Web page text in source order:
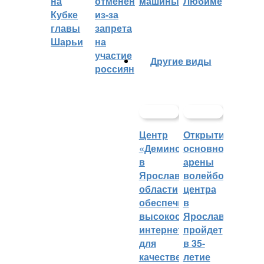
Кубке
главы
Шарьи
из-за
запрета
на
участие
россиян
Другие виды
Центр
«Демино»
в
Ярославской
области
обеспечивают
высокоскоростным
интернетом
для
качественных
Открытие
основной
арены
волейбольного
центра
в
Ярославле
пройдет
в 35-
летие